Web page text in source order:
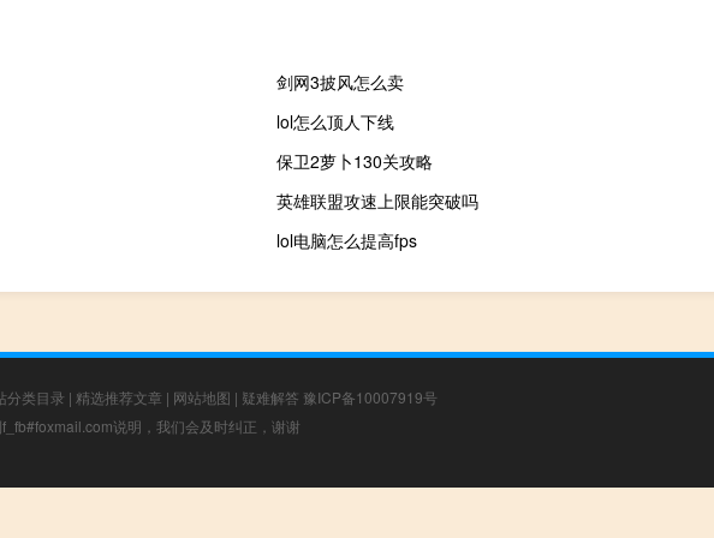
剑网3披风怎么卖
lol怎么顶人下线
保卫2萝卜130关攻略
英雄联盟攻速上限能突破吗
lol电脑怎么提高fps
分类目录 | 精选推荐文章 | 网站地图 | 疑难解答 豫ICP备10007919号
说明，我们会及时纠正，谢谢